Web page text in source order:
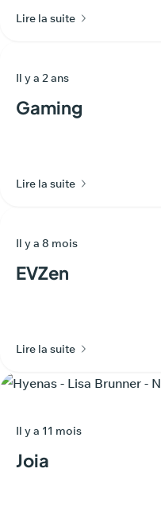
Lire la suite
Il y a 2 ans
Gaming
Lire la suite
Il y a 8 mois
EVZen
Lire la suite
Il y a 11 mois
Joia